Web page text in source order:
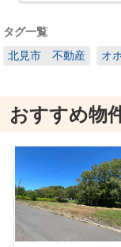
タグ一覧
北見市 不動産
オ
おすすめ物